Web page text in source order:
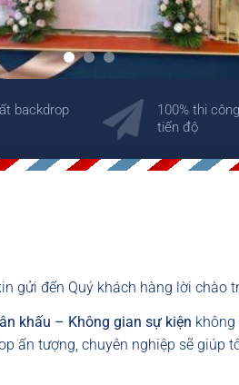
backdrop
100% thi
tiến độ
gửi đến Quý khách hàng lời chào
khấu – Không gian sự kiện không
ấn tượng, chuyên nghiệp sẽ giúp